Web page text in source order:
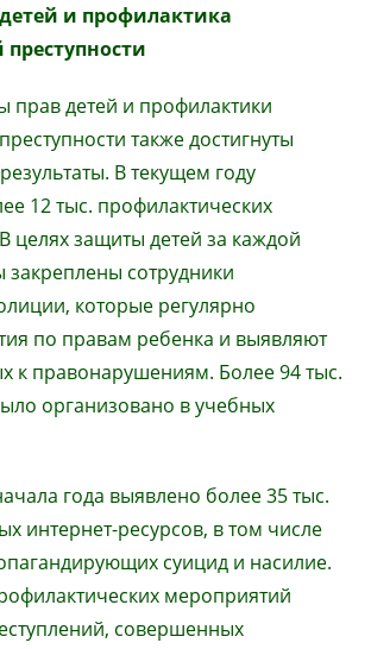
и профилактика
прав детей и профилактики
также достигнуты
В текущем году
12 тыс. профилактических
целях защиты детей за каждой
сотрудники
которые регулярно
по правам ребенка и выявляют
к правонарушениям. Более 94 тыс.
организовано в учебных
года выявлено более 35 тыс.
интернет-ресурсов, в том числе
суицид и насилие.
мероприятий
совершенных